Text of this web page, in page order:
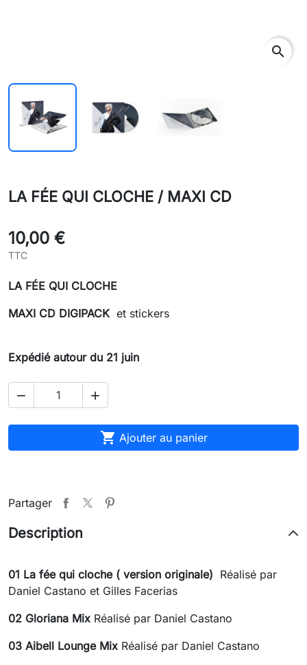
search
LA FÉE QUI CLOCHE / MAXI CD
10,00 €
TTC
LA FÉE QUI CLOCHE
MAXI CD DIGIPACK et stickers
Expédié autour du 21 juin
 
 Ajouter au panier
Partager
Description
01 La fée qui cloche ( version originale) Réalisé par
Daniel Castano et Gilles Facerias
02 Gloriana Mix Réalisé par Daniel Castano
03 Aibell Lounge Mix Réalisé par Daniel Castano